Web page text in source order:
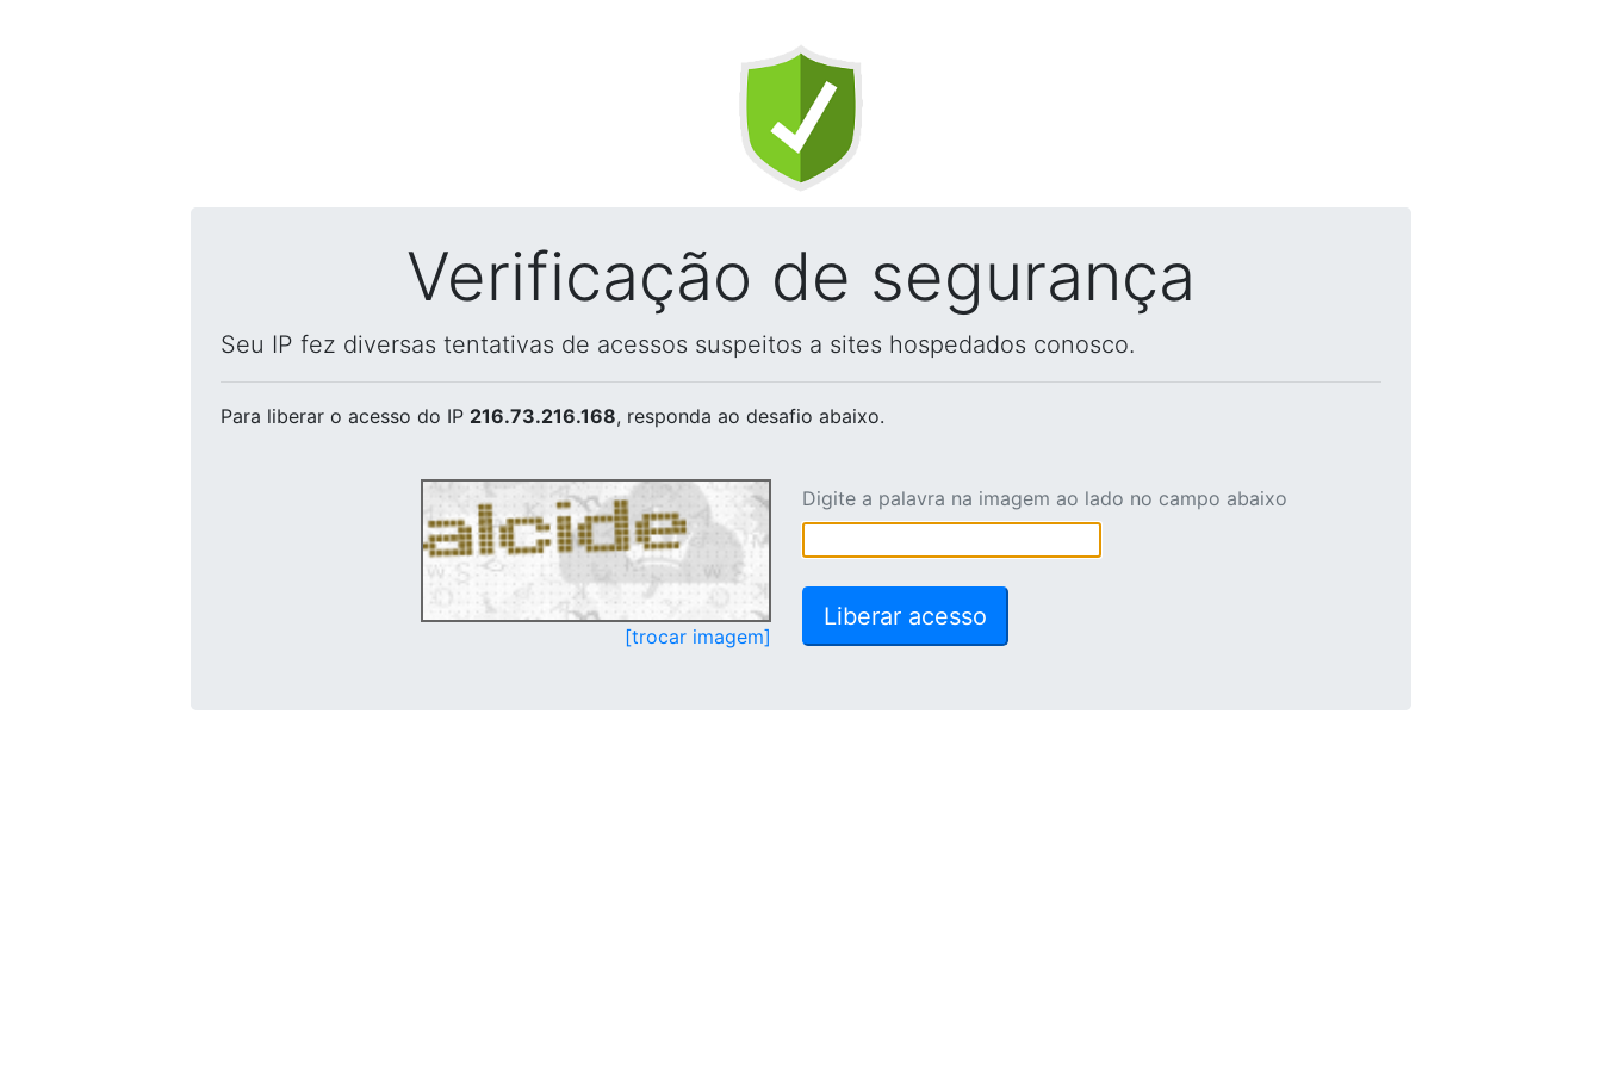
Verificação de segurança
Seu IP fez diversas tentativas de acessos suspeitos a sites hospedados conosco.
Para liberar o acesso do IP 216.73.216.168, responda ao desafio abaixo.
[trocar imagem]
Digite a palavra na imagem ao lado no campo abaixo